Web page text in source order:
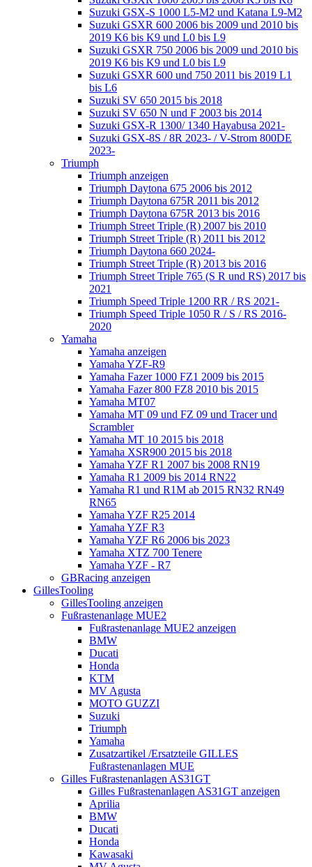
Suzuki GSX-S 1000 L5-M2 und Katana L9-M2
Suzuki GSXR 600 2006 bis 2009 und 2010 bis
2019 K6 bis K9 und L0 bis L9
Suzuki GSXR 750 2006 bis 2009 und 2010 bis
2019 K6 bis K9 und L0 bis L9
Suzuki GSXR 600 und 750 2011 bis 2019 L1
bis L6
Suzuki SV 650 2015 bis 2018
Suzuki SV 650 N und F 2003 bis 2014
Suzuki GSX-R 1300/ 1340 Hayabusa 2021-
Suzuki GSX-8S / 8R 2023- / V-Strom 800DE
2023-
Triumph
Triumph anzeigen
Triumph Daytona 675 2006 bis 2012
Triumph Daytona 675R 2011 bis 2012
Triumph Daytona 675R 2013 bis 2016
Triumph Street Triple (R) 2007 bis 2010
Triumph Street Triple (R) 2011 bis 2012
Triumph Daytona 660 2024-
Triumph Street Triple (R) 2013 bis 2016
Triumph Street Triple 765 (S R und RS) 2017 bis
2021
Triumph Speed Triple 1200 RR / RS 2021-
Triumph Speed Triple 1050 R / S / RS 2016-
2020
Yamaha
Yamaha anzeigen
Yamaha YZF-R9
Yamaha Fazer 1000 FZ1 2009 bis 2015
Yamaha Fazer 800 FZ8 2010 bis 2015
Yamaha MT07
Yamaha MT 09 und FZ 09 und Tracer und
Scrambler
Yamaha MT 10 2015 bis 2018
Yamaha XSR900 2015 bis 2018
Yamaha YZF R1 2007 bis 2008 RN19
Yamaha R1 2009 bis 2014 RN22
Yamaha R1 und R1M ab 2015 RN32 RN49
RN65
Yamaha YZF R25 2014
Yamaha YZF R3
Yamaha YZF R6 2006 bis 2023
Yamaha XTZ 700 Tenere
Yamaha YZF - R7
GBRacing anzeigen
GillesTooling
GillesTooling anzeigen
Fußrastenanlage MUE2
Fußrastenanlage MUE2 anzeigen
BMW
Ducati
Honda
KTM
MV Agusta
MOTO GUZZI
Suzuki
Triumph
Yamaha
Zusatzartikel /Ersatzteile GILLES
Fußrastenanlagen MUE
Gilles Fußrastenanlagen AS31GT
Gilles Fußrastenanlagen AS31GT anzeigen
Aprilia
BMW
Ducati
Honda
Kawasaki